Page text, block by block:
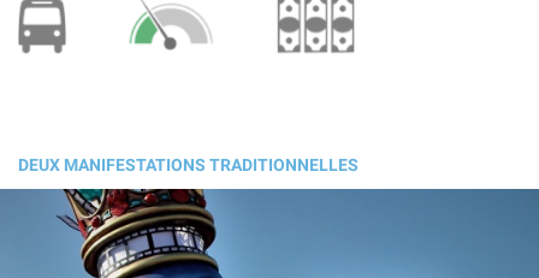
DEUX MANIFESTATIONS TRADITIONNELLES